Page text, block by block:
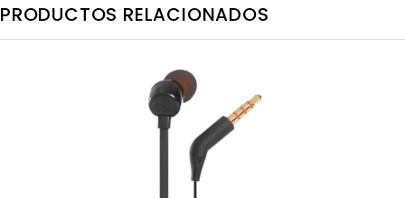
PRODUCTOS RELACIONADOS